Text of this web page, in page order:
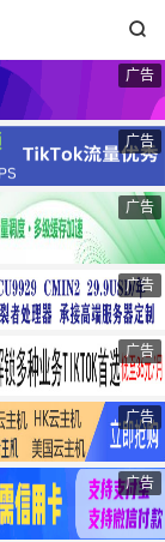

广告
广告
广告
广告
广告
广告
广告